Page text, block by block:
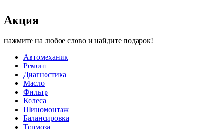
Акция
нажмите на любое слово и найдите подарок!
Автомеханик
Ремонт
Диагностика
Масло
Фильтр
Колеса
Шиномонтаж
Балансировка
Тормоза